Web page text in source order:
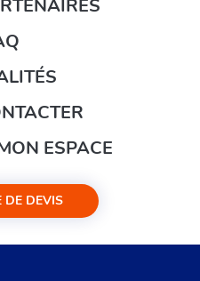
ESPACE
DE DEVIS